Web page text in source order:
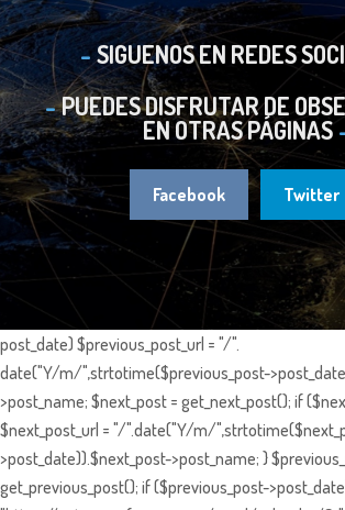
SIGUENOS EN REDES
PUEDES DISFRUTAR DE
EN OTRAS PÁGINAS
Facebook Twitter
post_date) $previous_post_url = "/".
date("Y/m/",strtotime($previous_post-
>post_name; $next_post = get_next_post(); if
$next_post_url = "/".date("Y/m/
>post_date)).$next_post->post_name; }
get_previous_post(); if ($previous_post-